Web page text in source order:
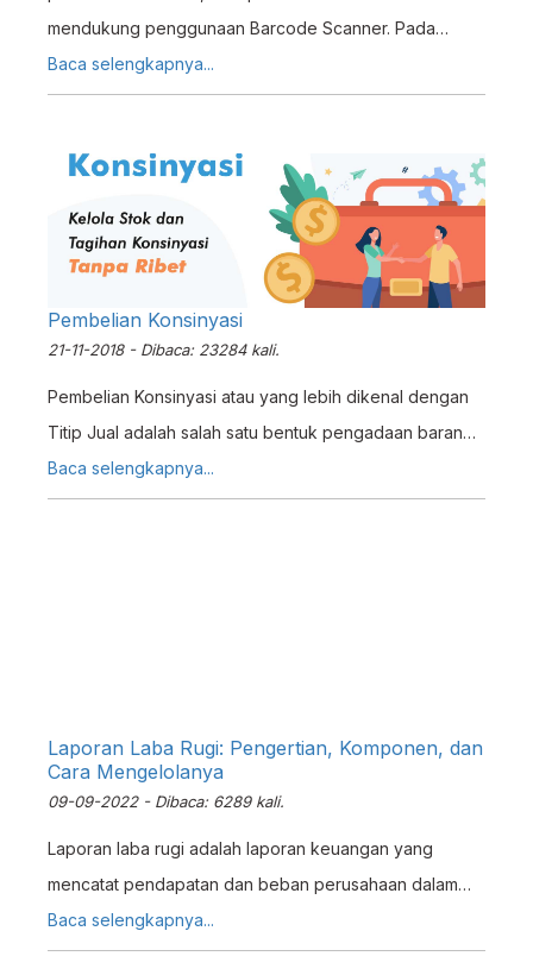
mendukung penggunaan Barcode Scanner. Pada
Tutorial kali ini, kami akan menjelaskan cara
pemasangan Barcode Scanner pada Erzap Lite Android
Baca selengkapnya...
Pembelian Konsinyasi
21-11-2018 - Dibaca: 23284 kali.
Pembelian Konsinyasi atau yang lebih dikenal dengan
Titip Jual adalah salah satu bentuk pengadaan barang
yang kerap digunakan pada usaha jenis Retail. Ini
karena konsinyasi lebih menguntungkan kedua belah
Baca selengkapnya...
Laporan Laba Rugi: Pengertian, Komponen, dan
Cara Mengelolanya
09-09-2022 - Dibaca: 6289 kali.
Laporan laba rugi adalah laporan keuangan yang
mencatat pendapatan dan beban perusahaan dalam
periode tertentu. Pelajari komponen, jenis, dan cara
mengelolanya.
Baca selengkapnya...